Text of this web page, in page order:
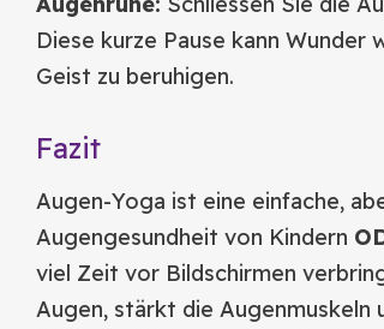
Diese kurze Pause kann Wunder
Geist zu beruhigen.
Fazit
Augen-Yoga ist eine einfache,
Augengesundheit von Kindern
viel Zeit vor Bildschirmen
Augen, stärkt die Augenmuskeln